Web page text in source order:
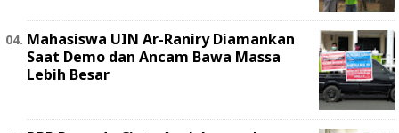
Mahasiswa UIN Ar-Raniry Diamankan
Saat Demo dan Ancam Bawa Massa
Lebih Besar